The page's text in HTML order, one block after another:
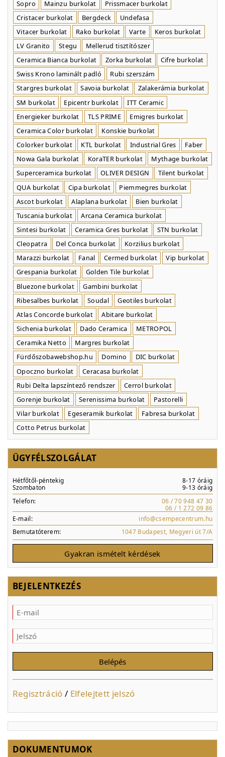
Sopro Mainzu burkolat
Prissmacer burkolat
Cristacer burkolat
Bergdeck
Undefasa
Vitacer burkolat
Rako burkolat Varte
Keros burkolat
LV Granito
Stegu
Mellerud tisztítószer
Ceramica Bianca burkolat
Zorka burkolat
Cifre burkolat
Swiss Krono laminált padló
Rubi szerszám
Stargres burkolat
Savoia burkolat
Zalakerámia burkolat
SM burkolat
Epicentr burkolat
ITT Ceramic
Energieker burkolat
TLS PRIME
Emigres burkolat
Ceramica Color burkolat
Konskie burkolat
Colorker burkolat
KTL burkolat Industrial Gres
Faber
Nowa Gala burkolat
KoraTER burkolat
Mythage burkolat
Superceramica burkolat
OLIVER DESIGN
Tilent burkolat
QUA burkolat
Cipa burkolat
Piemmegres burkolat
Ascot burkolat
Alaplana burkolat
Bien burkolat
Tuscania burkolat
Arcana Ceramica burkolat
Sintesi burkolat
Ceramica Gres burkolat
STN burkolat
Cleopatra
Del Conca burkolat
Korzilius burkolat
Marazzi burkolat
Fanal Cermed burkolat
Vip burkolat
Grespania burkolat
Golden Tile burkolat
Bluezone burkolat
Gambini burkolat
Ribesalbes burkolat
Soudal
Geotiles burkolat
Atlas Concorde burkolat
Abitare burkolat
Sichenia burkolat
Dado Ceramica
METROPOL
Ceramika Netto
Margres burkolat
Fürdőszobawebshop.hu
Domino
DIC burkolat
Opoczno burkolat
Ceracasa burkolat
Rubi Delta lapszíntező rendszer
Cerrol burkolat
Gorenje burkolat
Serenissima burkolat
Pastorelli
Vilar burkolat
Egeseramik burkolat
Fabresa burkolat
Cotto Petrus burkolat
ÜGYFÉLSZOLGÁLAT
Hétfőtől-péntekig
8-17 óráig
Szombaton
9-13 óráig
Telefon:
06 / 70 948 47 30
06 / 1 272 09 86
E-mail:
info@csempecentrum.hu
Bemutatóterem:
1047 Budapest, Megyeri út 7/A
Gyakran ismételt kérdések
BEJELENTKEZÉS
Regisztráció / Elfelejtett jelszó
DOKUMENTUMOK